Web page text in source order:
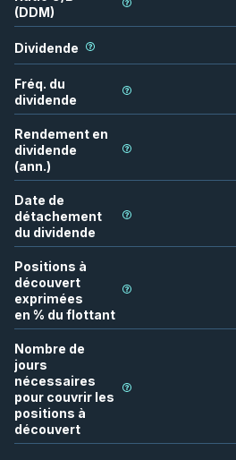
(DDM)
Dividende
Fréq. du
dividende
Rendement en
dividende
(ann.)
Date de
détachement
du dividende
Positions à
découvert
exprimées
en % du flottant
Nombre de
jours
nécessaires
pour couvrir les
positions à
découvert